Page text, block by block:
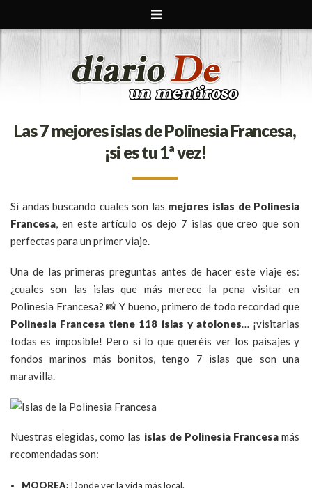
Las 7 mejores islas de Polinesia Francesa,
¡si es tu 1ª vez!
Si andas buscando cuales son las mejores islas de Polinesia
Francesa, en este artículo os dejo 7 islas que creo que son
perfectas para un primer viaje.
Una de las primeras preguntas antes de hacer este viaje es:
¿cuales son las islas que más merece la pena visitar en
Polinesia Francesa? 📸 Y bueno, primero de todo recordad que
Polinesia Francesa tiene 118 islas y atolones… ¡visitarlas
todas es imposible! Pero si lo que queréis ver los paisajes y
fondos marinos más bonitos, tengo 7 islas que son una
maravilla.
Nuestras elegidas, como las islas de Polinesia Francesamás
recomendadas son:
MOOREA: Donde ver la vida más local.